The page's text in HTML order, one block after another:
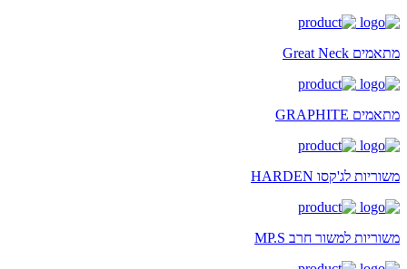
מתאמים Great Neck
מתאמים GRAPHITE
משוריות לג'קסו HARDEN
משוריות למשור חרב MP.S